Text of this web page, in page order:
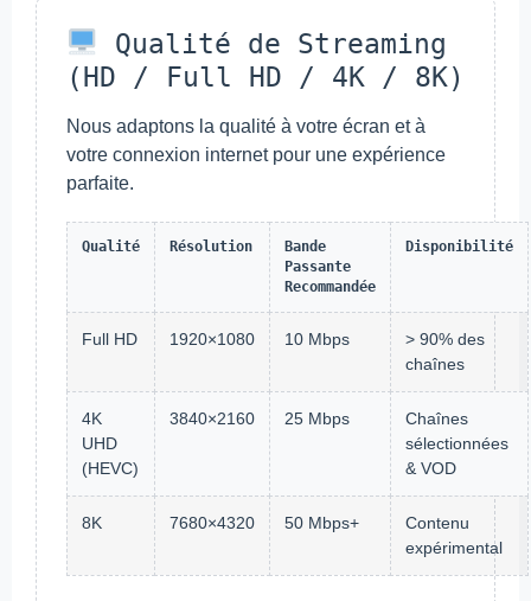
Qualité de Streaming
(HD / Full HD / 4K / 8K)
Nous adaptons la qualité à votre écran et à
votre connexion internet pour une expérience
parfaite.
Qualité Résolution
Bande
Passante
Recommandée
Disponibilité
Full HD 1920×1080 10 Mbps
> 90% des
chaînes
4K
UHD
(HEVC)
3840×2160 25 Mbps
Chaînes
sélectionnées
& VOD
8K 7680×4320 50 Mbps+
Contenu
expérimental